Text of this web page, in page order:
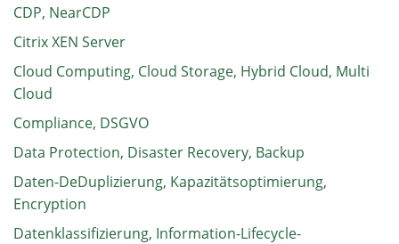
CDP, NearCDP
Citrix XEN Server
Cloud Computing, Cloud Storage, Hybrid Cloud, Multi
Cloud
Compliance, DSGVO
Data Protection, Disaster Recovery, Backup
Daten-DeDuplizierung, Kapazitätsoptimierung,
Encryption
Datenklassifizierung, Information-Lifecycle-